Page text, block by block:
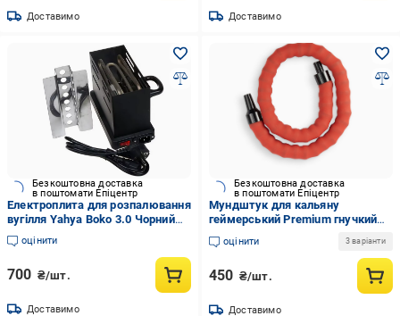
Доставимо Доставимо
Безкоштовна доставка
в поштомати Епіцентр
Електроплита для розпалювання
вугілля Yahya Boko 3.0 Чорний
(2736204980)
оцінити
700 ₴/шт.
Доставимо
Безкоштовна доставка
в поштомати Епіцентр
Мундштук для кальяну
геймерський Premium гнучкий
шланг Red (31578046)
оцінити 3 варіанти
450 ₴/шт.
Доставимо